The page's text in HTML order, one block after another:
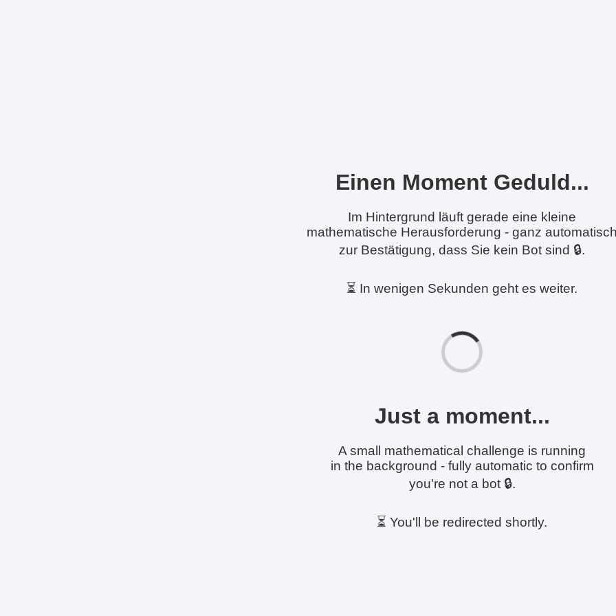
Einen Moment Geduld...
Im Hintergrund läuft gerade eine kleine
mathematische Herausforderung - ganz
zur Bestätigung, dass Sie kein Bot sind 🔒.
⏳ In wenigen Sekunden geht es weiter.
Just a moment...
A small mathematical challenge is running
in the background - fully automatic to confirm
you're not a bot 🔒.
⏳ You'll be redirected shortly.